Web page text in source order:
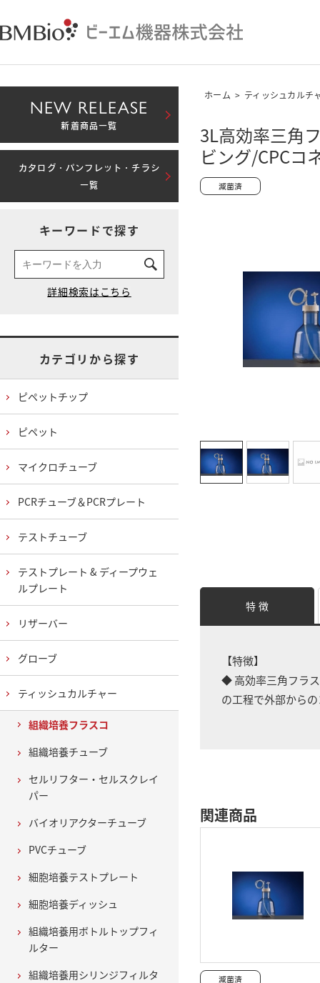
ホーム > ティッシュカルチ
3L高効率三角
ビング/CPC
特 徴
【特徴】
◆ 高効率三角フラ
の工程で外部から
関連商品
NEW RELEASE
新着商品一覧
カタログ・パンフレット・チラシ
一覧
キーワードで探す
カテゴリから探す
ピペットチップ
ピペット
マイクロチューブ
PCRチューブ＆PCRプレート
テストチューブ
テストプレート & ディープウェ
ルプレート
リザーバー
グローブ
ティッシュカルチャー
組織培養フラスコ
組織培養チューブ
セルリフター・セルスクレイ
パー
バイオリアクターチューブ
PVCチューブ
細胞培養テストプレート
細胞培養ディッシュ
組織培養用ボトルトップフィ
ルター
組織培養用シリンジフィルタ